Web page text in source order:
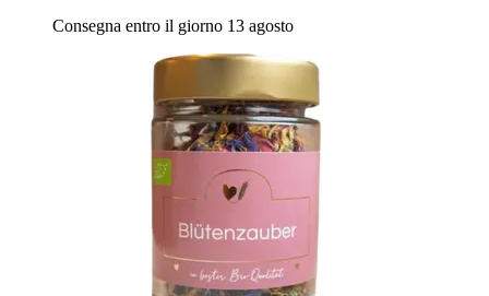
Consegna entro il giorno 13 agosto